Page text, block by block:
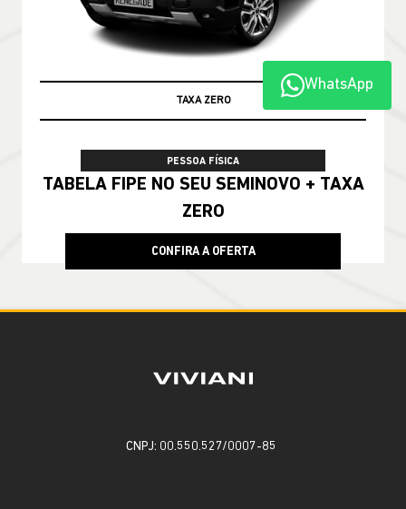
TAXA ZERO
PESSOA FÍSICA
TABELA FIPE NO SEU SEMINOVO + TAXA
ZERO
CONFIRA A OFERTA
WhatsApp
CNPJ: 00.550.527/0007-85